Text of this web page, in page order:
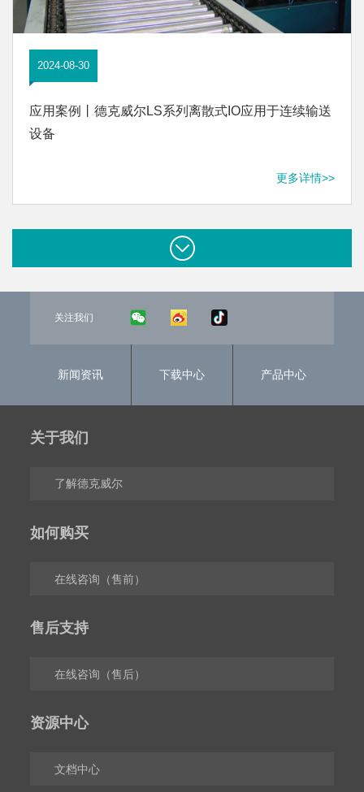
2024-08-30
应用案例丨德克威尔LS系列离散式IO应用于连续输送
设备
更多详情>>
关注我们
新闻资讯 下载中心 产品中心
关于我们
了解德克威尔
如何购买
在线咨询（售前）
售后支持
在线咨询（售后）
资源中心
文档中心